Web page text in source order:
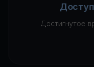
Достигнутое